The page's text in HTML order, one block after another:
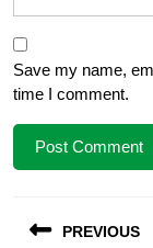
Save my name,
time I comment.
navigation
PREVIOUS